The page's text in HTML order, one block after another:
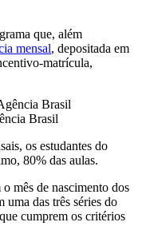
que, além
mensal, depositada em
matrícula,
Brasil
os estudantes do
80% das aulas.
mês de nascimento dos
uma das três séries do
cumprem os critérios